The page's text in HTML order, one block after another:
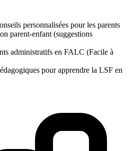
personnalisées pour les parents
parent-enfant (suggestions
administratifs en FALC (Facile à
pour apprendre la LSF en